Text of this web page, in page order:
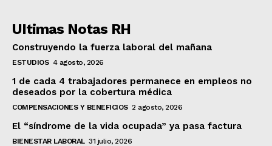
UItimas Notas RH
Construyendo la fuerza laboral del mañana
ESTUDIOS 4 agosto, 2026
1 de cada 4 trabajadores permanece en empleos no
deseados por la cobertura médica
COMPENSACIONES Y BENEFICIOS 2 agosto, 2026
El “síndrome de la vida ocupada” ya pasa factura
BIENESTAR LABORAL 31 julio, 2026